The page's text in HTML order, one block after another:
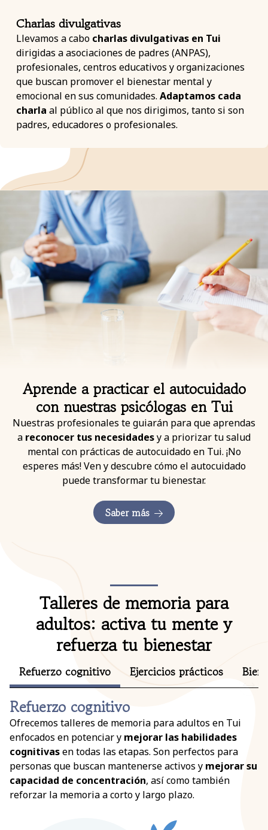
Charlas divulgativas
Llevamos a cabo charlas divulgativas en Tui
dirigidas a asociaciones de padres (ANPAS),
profesionales, centros educativos y organizaciones
que buscan promover el bienestar mental y
emocional en sus comunidades. Adaptamos cada
charla al público al que nos dirigimos, tanto si son
padres, educadores o profesionales.
Aprende a practicar el autocuidado
con nuestras psicólogas en Tui
Nuestras profesionales te guiarán para que aprendas
a reconocer tus necesidadesy a priorizar tu salud
mental con prácticas de autocuidado en Tui. ¡No
esperes más! Ven y descubre cómo el autocuidado
puede transformar tu bienestar.
Saber más
Talleres de memoria para
adultos: activa tu mente y
refuerza tu bienestar
Refuerzo cognitivo Ejercicios prácticos
Refuerzo cognitivo
Ofrecemos talleres de memoria para adultos en Tui
enfocados en potenciar y mejorar las habilidades
cognitivasen todas las etapas. Son perfectos para
personas que buscan mantenerse activos y mejorar su
capacidad de concentración, así como también
reforzar la memoria a corto y largo plazo.